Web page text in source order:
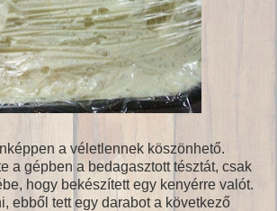
a véletlennek köszönhető.
a gépben a bedagasztott tésztát, csak
hogy bekészített egy kenyérre valót.
ebből tett egy darabot a következő